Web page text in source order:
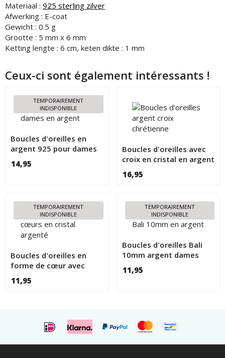
Materiaal : 925 sterling zilver
Afwerking : E-coat
Gewicht : 0.5 g
Grootte : 5 mm x 6 mm
Ketting lengte : 6 cm, keten dikte : 1 mm
Ceux-ci sont également intéressants !
TEMPORAIREMENT
INDISPONIBLE
Boucles d'oreilles en
argent 925 pour dames
14,95
Boucles d'oreilles avec
croix en cristal en argent
925
16,95
TEMPORAIREMENT
INDISPONIBLE
Boucles d'oreilles en
forme de cœur avec
cristaux en argent 925
11,95
TEMPORAIREMENT
INDISPONIBLE
Boucles d'oreilles Bali
10mm argent dames
11,95